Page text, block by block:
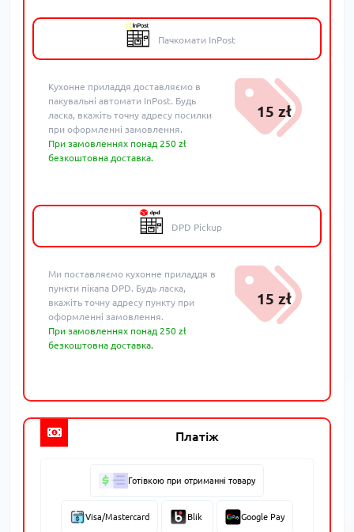
Пачкомати InPost
Кухонне приладдя доставляємо в
пакувальні автомати InPost. Будь
ласка, вкажіть точну адресу посилки
при оформленні замовлення.
При замовленнях понад 250 zł
безкоштовна доставка.
15 zł
DPD Pickup
Ми поставляємо кухонне приладдя в
пункти пікапа DPD. Будь ласка,
вкажіть точну адресу пункту при
оформленні замовлення.
При замовленнях понад 250 zł
безкоштовна доставка.
15 zł
Платіж
Готівкою при отриманні товару
Visa/Mastercard Blik Google Pay